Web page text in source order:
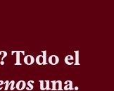
Todo el
una.